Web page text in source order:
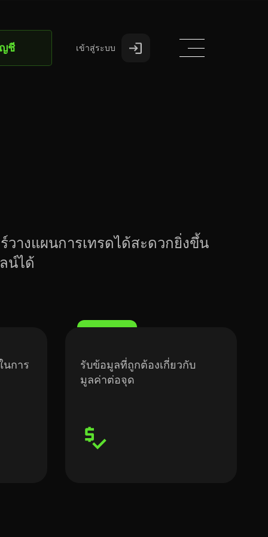
ชี เข้าสู่ระบบ
วางแผนการเทรดได้สะดวกยิ่งขึ้น
น์ได้
การ
รับข้อมูลที่ถูกต้องเกี่ยวกับ
มูลค่าต่อจุด